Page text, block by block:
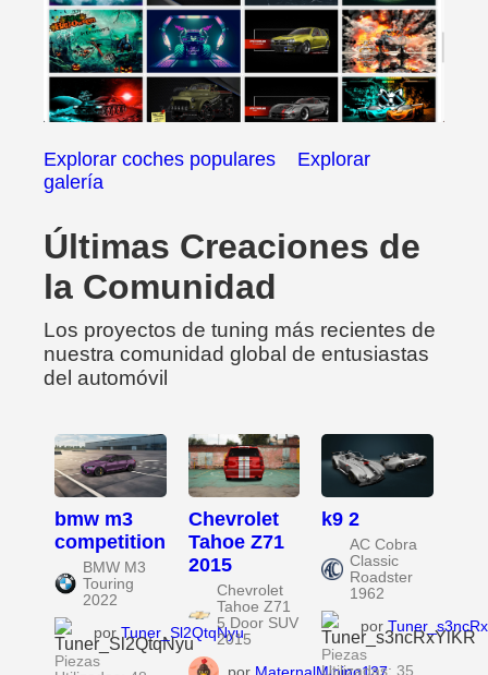
Explorar coches populares
Explorar
galería
Últimas Creaciones de
la Comunidad
Los proyectos de tuning más recientes de
nuestra comunidad global de entusiastas
del automóvil
bmw m3
competition
BMW M3
Touring
2022
por Tuner_Sl2QtqNyu
Piezas
Chevrolet
Tahoe Z71
2015
Chevrolet
Tahoe Z71
5 Door SUV
2015
por MaternalMining137
k9 2
AC Cobra
Classic
Roadster
1962
por
Piezas
Utilizadas: 35